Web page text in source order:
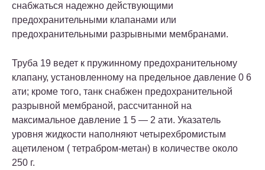
снабжаться надежно действующими
предохранительными клапанами или
предохранительными разрывными мембранами.
Труба 19 ведет к пружинному предохранительному
клапану, установленному на предельное давление 0 6
ати; кроме того, танк снабжен предохранительной
разрывной мембраной, рассчитанной на
максимальное давление 1 5 — 2 ати. Указатель
уровня жидкости наполняют четырехбромистым
ацетиленом ( тетрабром-метан) в количестве около
250 г.